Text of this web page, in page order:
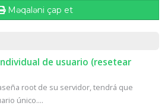
Məqaləni çap et
de usuario (resetear
root de su servidor, tendrá que
único....